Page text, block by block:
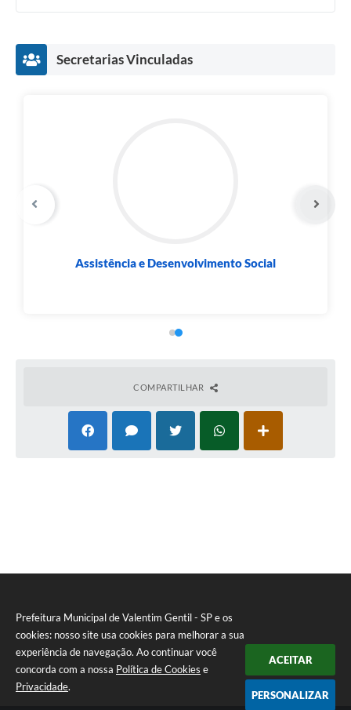
Prefeitura Municipal de Valentim Gentil - SP e os
cookies: nosso site usa cookies para melhorar a sua
experiência de navegação. Ao continuar você
concorda com a nossa Política de Cookies e
Privacidade.
ACEITAR
PERSONALIZAR
Secretarias Vinculadas
Assistência e Desenvolvimento Social
COMPARTILHAR